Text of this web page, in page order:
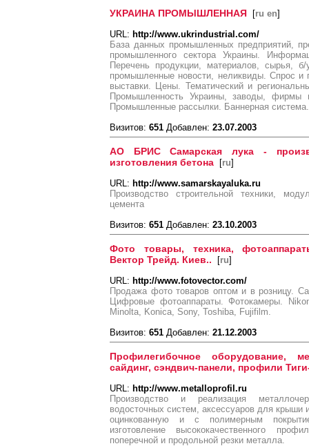
УКРАИНА ПРОМЫШЛЕННАЯ [ru en]
URL: http://www.ukrindustrial.com/
База данных промышленных предприятий,
промышленного сектора Украины.
Перечень продукции, материалов, сырья,
промышленные новости, неликвиды. Спрос и
выставки. Цены. Тематический и
Промышленность Украины, заводы, фирмы
Промышленные рассылки. Баннерная
Визитов: 651 Добавлен: 23.07.2003
AO БРИС Самарская лука -
изготовления бетона [ru]
URL: http://www.samarskayaluka.ru
Производство строительной техники,
цемента
Визитов: 651 Добавлен: 23.10.2003
Фото товары, техника,
Вектор Трейд. Киев.. [ru]
URL: http://www.fotovector.com/
Продажа фото товаров оптом и в розницу.
Цифровые фотоаппараты. Фотокамеры.
Minolta, Konica, Sony, Toshiba, Fujifilm.
Визитов: 651 Добавлен: 21.12.2003
Профилегибочное оборудование,
сайдинг, сэндвич-панели, профили
URL: http://www.metalloprofil.ru
Производство и реализация
водосточных систем, аксессуаров для крыши
оцинкованную и с полимерным
изготовление высококачественного
поперечной и продольной резки металла.